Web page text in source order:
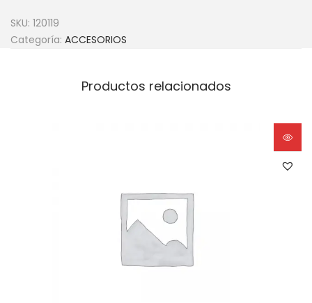
SKU: 120119
Categoría: ACCESORIOS
Productos relacionados